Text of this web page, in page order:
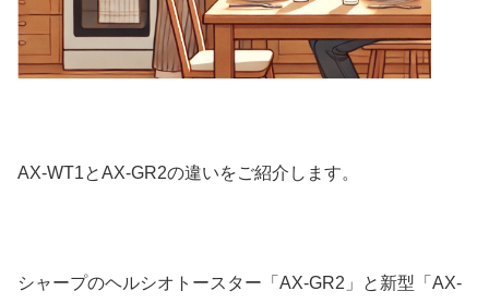
AX-WT1とAX-GR2の違いをご紹介します。
シャープのヘルシオトースター「AX-GR2」と新型「AX-